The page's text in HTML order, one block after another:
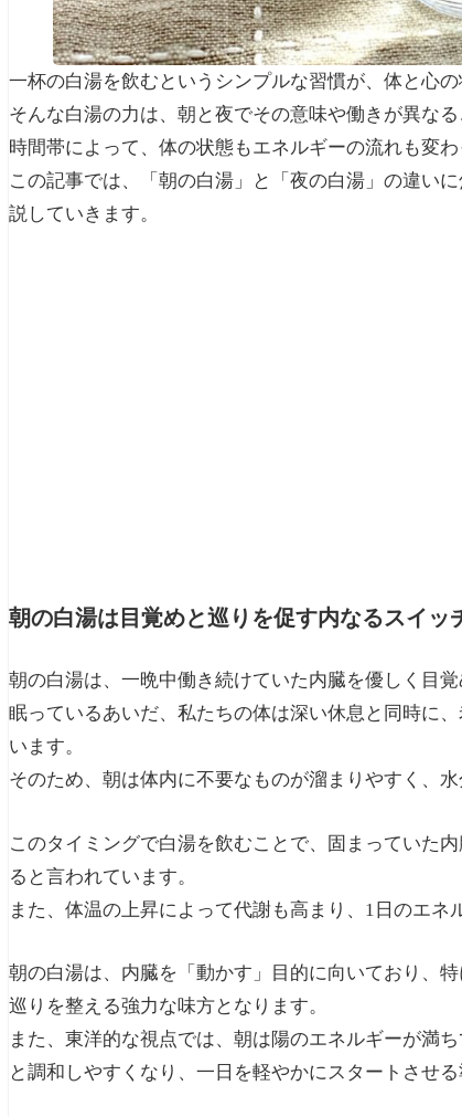
一杯の白湯を飲むというシンプルな習慣が、体と心
そんな白湯の力は、朝と夜でその意味や働きが異なる
時間帯によって、体の状態もエネルギーの流れも変
この記事では、「朝の白湯」と「夜の白湯」の違い
説していきます。
朝の白湯は目覚めと巡りを促す内なるスイッ
朝の白湯は、一晩中働き続けていた内臓を優しく目覚
眠っているあいだ、私たちの体は深い休息と同時に
います。
そのため、朝は体内に不要なものが溜まりやすく、水
このタイミングで白湯を飲むことで、固まっていた
ると言われています。
また、体温の上昇によって代謝も高まり、1日のエネ
朝の白湯は、内臓を「動かす」目的に向いており、
巡りを整える強力な味方となります。
また、東洋的な視点では、朝は陽のエネルギーが満
と調和しやすくなり、一日を軽やかにスタートさせる